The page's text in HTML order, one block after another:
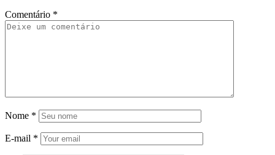
Comentário *
Nome *
E-mail *